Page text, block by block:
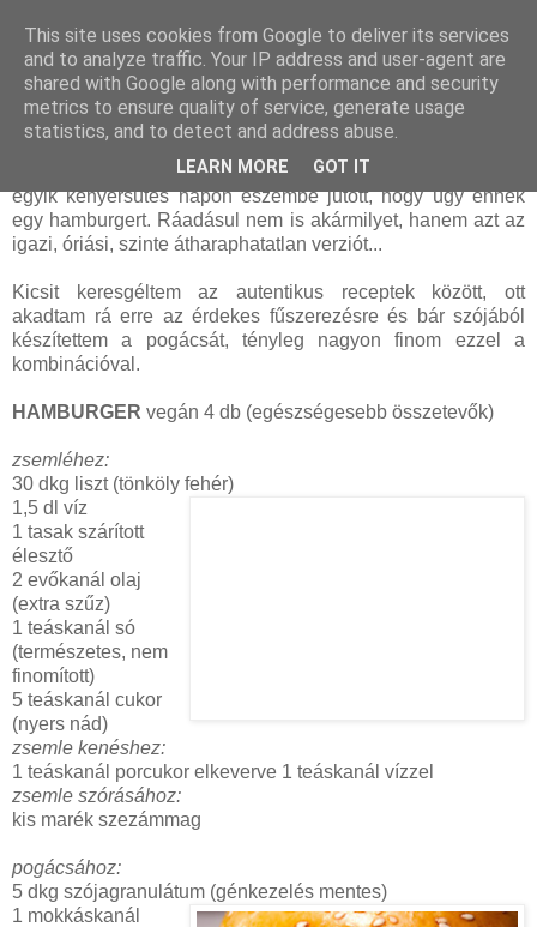
vasárnap, február 12, 2012
Hamburger (házi cipóval, húsmentesen)
Alapvetően nem vagyunk hamburger rajongók, azonban az
egyik kenyérsütés napon eszembe jutott, hogy úgy ennék
egy hamburgert. Ráadásul nem is akármilyet, hanem azt az
igazi, óriási, szinte átharaphatatlan verziót...
Kicsit keresgéltem az autentikus receptek között, ott
akadtam rá erre az érdekes fűszerezésre és bár szójából
készítettem a pogácsát, tényleg nagyon finom ezzel a
kombinációval.
HAMBURGER vegán 4 db (egészségesebb összetevők)
zsemléhez:
30 dkg liszt (tönköly fehér)
1,5 dl víz
1 tasak szárított
élesztő
2 evőkanál olaj
(extra szűz)
1 teáskanál só
(természetes, nem
finomított)
5 teáskanál cukor
(nyers nád)
zsemle kenéshez:
1 teáskanál porcukor elkeverve 1 teáskanál vízzel
zsemle szórásához:
kis marék szezámmag
pogácsához:
5 dkg szójagranulátum (génkezelés mentes)
1 mokkáskanál
This site uses cookies from Google to deliver its services
and to analyze traffic. Your IP address and user-agent are
shared with Google along with performance and security
metrics to ensure quality of service, generate usage
statistics, and to detect and address abuse.
LEARN MORE GOT IT